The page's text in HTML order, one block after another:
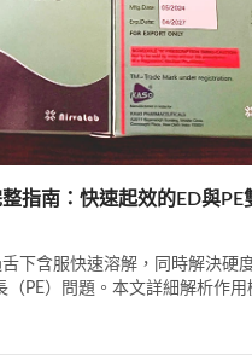
指南：快速起效的ED與PE
下含服快速溶解，同時解決硬
（PE）問題。本文詳細解析作